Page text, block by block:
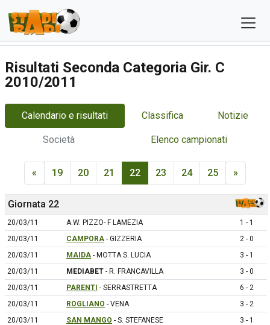
Risultati Seconda Categoria Gir. C
2010/2011
Calendario e risultati Classifica Notizie
Società Elenco campionati
« 19 20 21 22 23 24 25 »
Giornata 22
20/03/11 A.W. PIZZO- F LAMEZIA
1 - 1
20/03/11
CAMPORA - GIZZERIA
2 - 0
20/03/11
MAIDA - MOTTA S. LUCIA
3 - 1
20/03/11
MEDIABET - R. FRANCAVILLA
3 - 0
20/03/11
PARENTI - SERRASTRETTA
6 - 2
20/03/11
ROGLIANO - VENA
3 - 2
20/03/11
SAN MANGO - S. STEFANESE 3 - 1